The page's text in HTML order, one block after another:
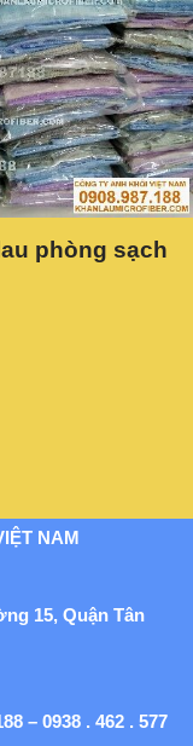
phòng sạch
NAM
15, Quận Tân
– 0938 . 462 . 577